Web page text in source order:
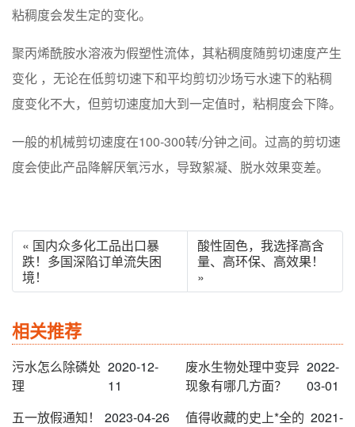
粘稠度会发生定的变化。
聚丙烯酰胺水溶液为假塑性流体，其粘稠度随剪切速度产生
变化 ，无论在低剪切速下和平均剪切沙场亏水速下的粘稠
度变化不大，但剪切速度加大到一定值时，粘桐度会下降。
一般的机械剪切速度在100-300转/分钟之间。过高的剪切速
度会使此产品降解厌氧污水，导致絮凝、脱水效果变差。
« 国内众多化工品出口暴
跌！多国深陷订单流失困
境！
酸性固色，我选择高含
量、高环保、高效果！
»
相关推荐
污水怎么除磷处
理
2020-12-
11
废水生物处理中变异
现象有哪几方面？
2022-
03-01
五一放假通知！
2023-04-26 值得收藏的史上*全的 2021-